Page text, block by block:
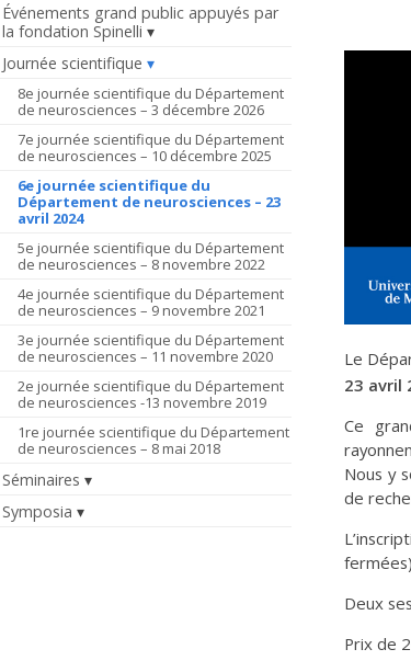
Événements grand public appuyés par
la fondation Spinelli
Journée scientifique
8e journée scientifique du Département
de neurosciences – 3 décembre 2026
7e journée scientifique du Département
de neurosciences – 10 décembre 2025
6e journée scientifique du
Département de neurosciences – 23
avril 2024
5e journée scientifique du Département
de neurosciences – 8 novembre 2022
4e journée scientifique du Département
de neurosciences – 9 novembre 2021
3e journée scientifique du Département
de neurosciences – 11 novembre 2020
2e journée scientifique du Département
de neurosciences -13 novembre 2019
1re journée scientifique du Département
de neurosciences – 8 mai 2018
Séminaires
Symposia
Le
23 avril
Ce
Nous y
de
Deux
Prix de